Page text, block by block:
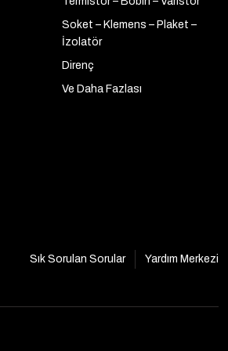
Soket – Klemens – Plaket –
İzolatör
Direnç
Ve Daha Fazlası
Sık Sorulan Sorular
Yardım Merkezi